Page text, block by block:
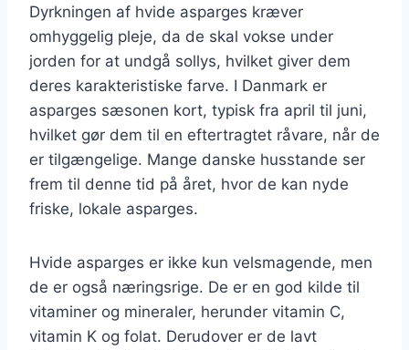
Dyrkningen af hvide asparges kræver
omhyggelig pleje, da de skal vokse under
jorden for at undgå sollys, hvilket giver dem
deres karakteristiske farve. I Danmark er
asparges sæsonen kort, typisk fra april til juni,
hvilket gør dem til en eftertragtet råvare, når de
er tilgængelige. Mange danske husstande ser
frem til denne tid på året, hvor de kan nyde
friske, lokale asparges.
Hvide asparges er ikke kun velsmagende, men
de er også næringsrige. De er en god kilde til
vitaminer og mineraler, herunder vitamin C,
vitamin K og folat. Derudover er de lavt